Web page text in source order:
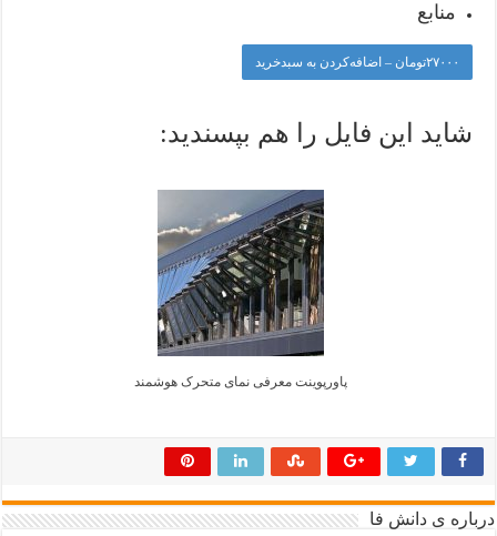
منابع
۲۷۰۰۰تومان – اضافه‌کردن به سبدخرید
شاید این فایل را هم بپسندید:
پاورپوینت معرفی نمای متحرک هوشمند
درباره ی دانش فا